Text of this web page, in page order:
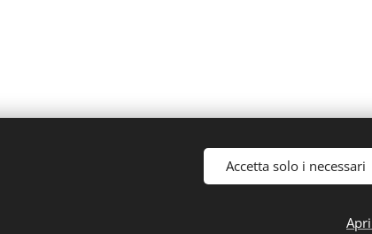
Mariano Comense (CO) PIVA 03605230139
Accetta solo i necessari